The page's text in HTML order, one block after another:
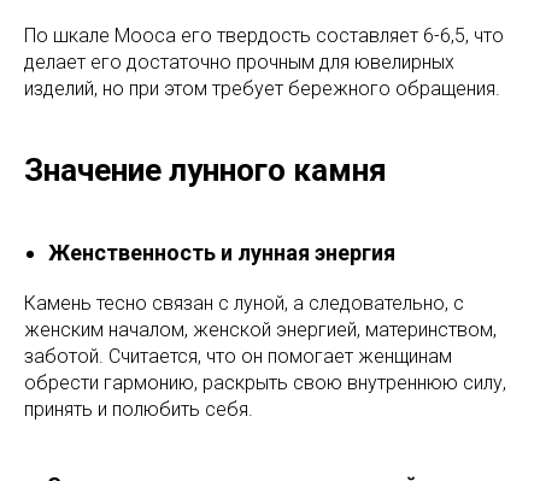
По шкале Мооса его твердость составляет 6-6,5, что
делает его достаточно прочным для ювелирных
изделий, но при этом требует бережного обращения.
Значение лунного камня
Женственность и лунная энергия
Камень тесно связан с луной, а следовательно, с
женским началом, женской энергией, материнством,
заботой. Считается, что он помогает женщинам
обрести гармонию, раскрыть свою внутреннюю силу,
принять и полюбить себя.